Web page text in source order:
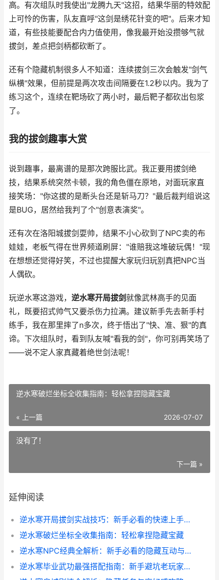
高。有次组队时我使出"龙腾九天"这招，结果华丽的特效配
上可怜的伤害，队友直呼"这剑是绣花针变的吧"。后来才知
道，有些技能要配合内力值使用，像我最开始没攒够气就
拔剑，差点把剑柄都砍断了。
还有个隐藏机制很多人不知道：连续拔剑三次会触发"剑气
纵横"效果，但前提是两次攻击间隔要在1.2秒以内。我为了
练习这个，连续在靶场砍了两小时，最后靶子都砍出包浆
了。
我的拔剑趣事大赏
说到趣事，最离谱的是那次跨服比武。我正要用拔剑绝
技，结果系统突然卡顿，我的角色僵在原地，对面玩家直
接笑场："你这拔的是断头台还是斩马刀？"最后裁判组说这
是BUG，居然给我判了个"创意表演奖"。
还有次在洛阳城拔剑耍帅，结果不小心砍到了NPC卖的布
娃娃，老板气得在世界频道刷屏："谁赔我这堆破玩偶！"现
在想想还觉得好笑，不过也提醒大家玩归玩别真把NPC当
人偶砍。
玩逆水寒这游戏， 逆水寒开局拔剑就像武林高手的见面
礼，既要招式帅气又要杀伤力拉满。建议新手先去新手村
练手，我在那里摔了n多次，终于悟出了"快、准、狠"的真
谛。下次组队时，看到队友喊"看我的剑"，你可别再笑场了
——说不定人家真藏着绝世剑法呢！
逆水寒破烂坐标全收集指南：轻松拿捏隐藏宝藏
« 上一篇 2026-07-07
没有了！
下一篇 »
延伸阅读
逆水寒开局拔剑实战技巧：新手必看的快速上手指南
逆水寒破烂坐标全收集指南：轻松拿捏隐藏宝藏
逆水寒NPC经典全解析：新手必看的隐藏互动与任务技巧
逆水寒毕业武功最强搭配指南：新手避坑老玩家必看